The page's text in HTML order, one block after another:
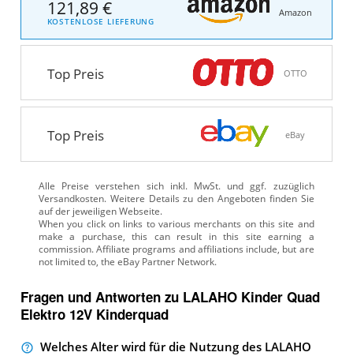
121,89 €
KOSTENLOSE LIEFERUNG
Amazon
Top Preis OTTO
Top Preis eBay
Alle Preise verstehen sich inkl. MwSt. und ggf. zuzüglich
Versandkosten. Weitere Details zu den Angeboten finden Sie
auf der jeweiligen Webseite.
Fragen und Antworten zu LALAHO Kinder Quad
Elektro 12V Kinderquad
Welches Alter wird für die Nutzung des LALAHO